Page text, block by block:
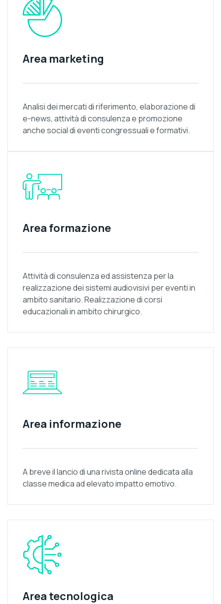
Area marketing
Analisi dei mercati di riferimento, elaborazione di
e-news, attività di consulenza e promozione
anche social di eventi congressuali e formativi.
Area formazione
Attività di consulenza ed assistenza per la
realizzazione dei sistemi audiovisivi per eventi in
ambito sanitario. Realizzazione di corsi
educazionali in ambito chirurgico.
Area informazione
A breve il lancio di una rivista online dedicata alla
classe medica ad elevato impatto emotivo.
Area tecnologica